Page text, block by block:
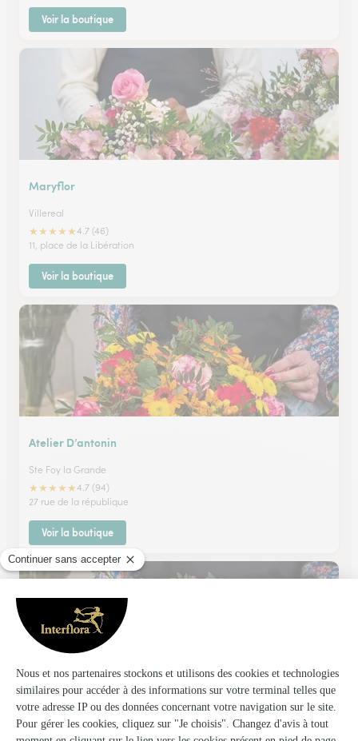
Voir la boutique
Maryflor
Villereal
★★★★★4.7 (46)
11, place de la Libération
Voir la boutique
Atelier D’antonin
Ste Foy la Grande
★★★★★4.7 (94)
27 rue de la république
Voir la boutique
Aux Fleurs de Sainte Foy
Sainte Foy la Grande